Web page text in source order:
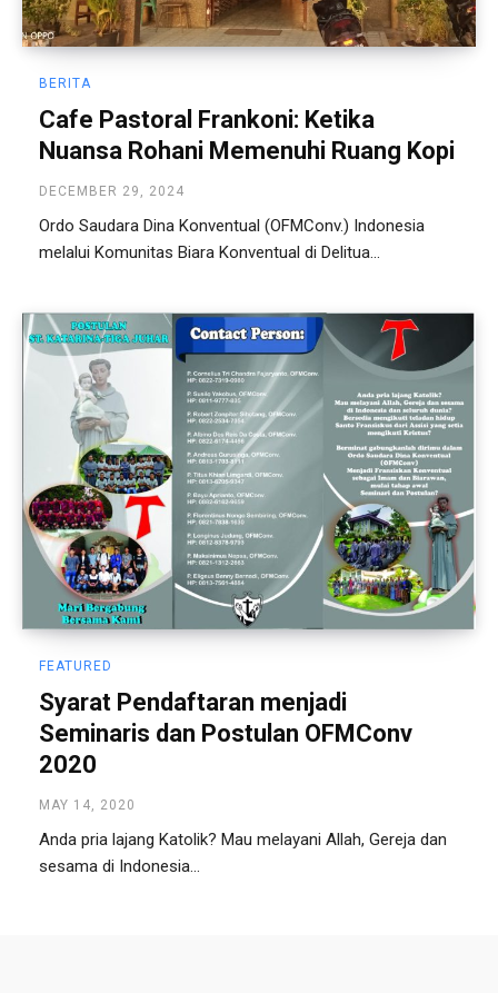
BERITA
Cafe Pastoral Frankoni: Ketika
Nuansa Rohani Memenuhi Ruang Kopi
DECEMBER 29, 2024
Ordo Saudara Dina Konventual (OFMConv.) Indonesia
melalui Komunitas Biara Konventual di Delitua...
FEATURED
Syarat Pendaftaran menjadi
Seminaris dan Postulan OFMConv
2020
MAY 14, 2020
Anda pria lajang Katolik? Mau melayani Allah, Gereja dan
sesama di Indonesia...